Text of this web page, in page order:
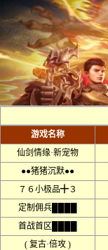
游戏名称
仙剑情缘·新宠物
●●猪猪沉默●●
７６小极品╋３
定制佣兵████
首战首区████
( 复古·倍攻 )